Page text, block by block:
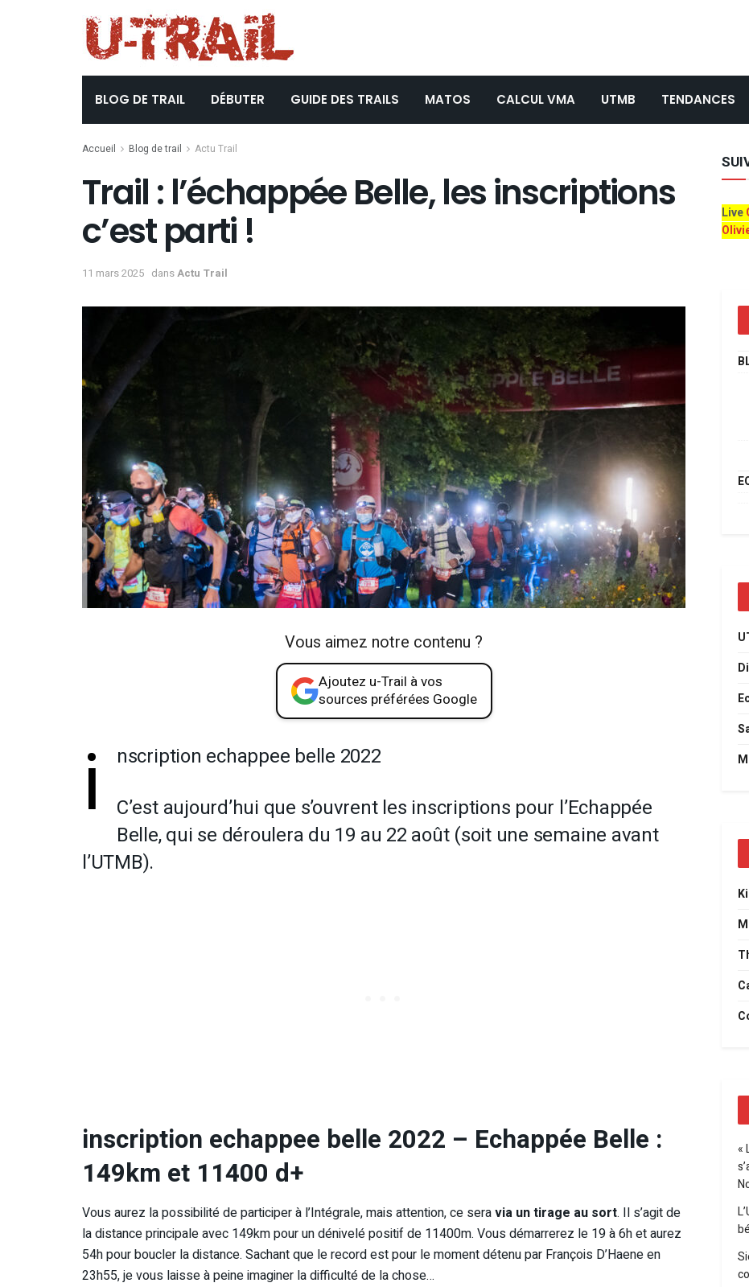
BLOG DE TRAIL DÉBUTER GUIDE DES TRAILS MATOS CALCUL VMA UTMB TENDANCES
Accueil Blog de trail Actu Trail
Trail : l’échappée Belle, les inscriptions
c’est parti !
11 mars 2025 dansActu Trail
Vous aimez notre contenu ?
Ajoutez u-Trail à vos
sources préférées Google
i
nscription echappee belle 2022
C’est aujourd’hui que s’ouvrent les inscriptions pour l’Echappée
Belle, qui se déroulera du 19 au 22 août (soit une semaine avant
l’UTMB).
inscription echappee belle 2022 – Echappée Belle :
149km et 11400 d+
Vous aurez la possibilité de participer à l’Intégrale, mais attention, ce seravia un tirage au sort. Il s’agit de
la distance principale avec 149km pour un dénivelé positif de 11400m. Vous démarrerez le 19 à 6h et aurez
54h pour boucler la distance. Sachant que le record est pour le moment détenu par François D’Haene en
23h55, je vous laisse à peine imaginer la difficulté de la chose…
Live
«